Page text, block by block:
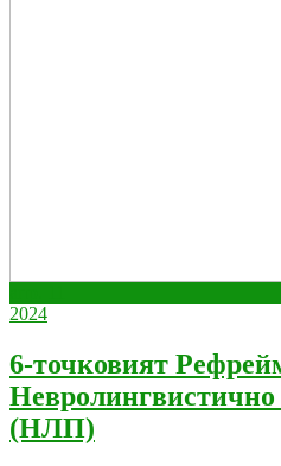
11,
2024април
6-точковият
(НЛП)